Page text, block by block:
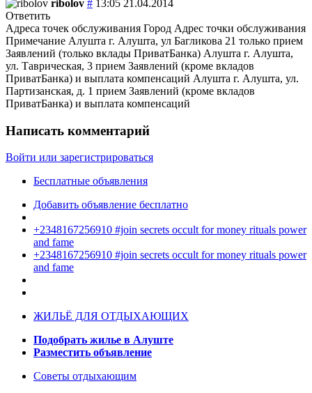
ribolov # 13:05 21.04.2014
Ответить
Адреса точек обслуживания Город Адрес точки обслуживания
Примечание Алушта г. Алушта, ул Багликова 21 только прием
Заявлений (только вклады ПриватБанка) Алушта г. Алушта,
ул. Таврическая, 3 прием Заявлений (кроме вкладов
ПриватБанка) и выплата компенсаций Алушта г. Алушта, ул.
Партизанская, д. 1 прием Заявлений (кроме вкладов
ПриватБанка) и выплата компенсаций
Написать комментарий
Войти или зарегистрироваться
Бесплатные объявления
Добавить объявление бесплатно
+2348167256910 #join secrets occult for money rituals power
and fame
+2348167256910 #join secrets occult for money rituals power
and fame
ЖИЛЬЁ ДЛЯ ОТДЫХАЮЩИХ
Подобрать жилье в Алуште
Разместить объявление
Советы отдыхающим